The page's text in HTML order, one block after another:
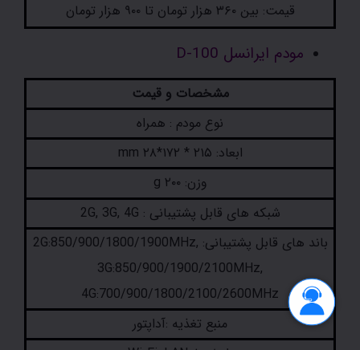
قیمت: بین ۳۶۰ هزار تومان تا ۹۰۰ هزار تومان
مودم ایرانسل D-100
مشخصات و قیمت
نوع مودم : همراه
ابعاد: ۲۱۵ * ۱۷۲*۲۸ mm
وزن: ۲۰۰ g
شبکه های قابل پشتیبانی : 2G, 3G, 4G
باند های قابل پشتیبانی: 2G:850/900/1800/1900MHz,
3G:850/900/1900/2100MHz,
4G:700/900/1800/2100/2600MHz
منبع تغذیه :آداپتور